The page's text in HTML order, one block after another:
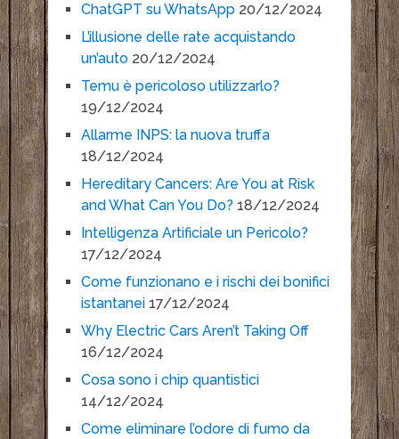
ChatGPT su WhatsApp 20/12/2024
L’illusione delle rate acquistando
un’auto 20/12/2024
Temu è pericoloso utilizzarlo?
19/12/2024
Allarme INPS: la nuova truffa
18/12/2024
Hereditary Cancers: Are You at Risk
and What Can You Do? 18/12/2024
Intelligenza Artificiale un Pericolo?
17/12/2024
Come funzionano e i rischi dei bonifici
istantanei 17/12/2024
Why Electric Cars Aren’t Taking Off
16/12/2024
Cosa sono i chip quantistici
14/12/2024
Come eliminare l’odore di fumo da